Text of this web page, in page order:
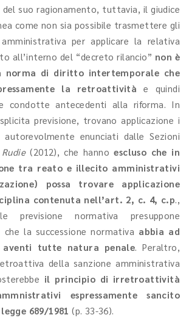
suo ragionamento, tuttavia, il giudice
come non sia possibile trasmettere gli
per applicare la relativa
all’interno del “decreto rilancio” non è
norma di diritto intertemporale che
la retroattivitàe quindi
condotte antecedenti alla riforma. In
previsione, trovano applicazione i
enunciati dalle Sezioni
(2012), che hannoescluso che in
tra reato e illecito amministrativi
possa trovare applicazione
contenuta nell’art. 2, c. 4, c.p.,
normativa presuppone
la successione normativa abbia ad
aventi tutte natura penale. Peraltro,
della sanzione amministrativa
il principio di irretroattività
espressamente sancito
689/1981 (p. 33-36).